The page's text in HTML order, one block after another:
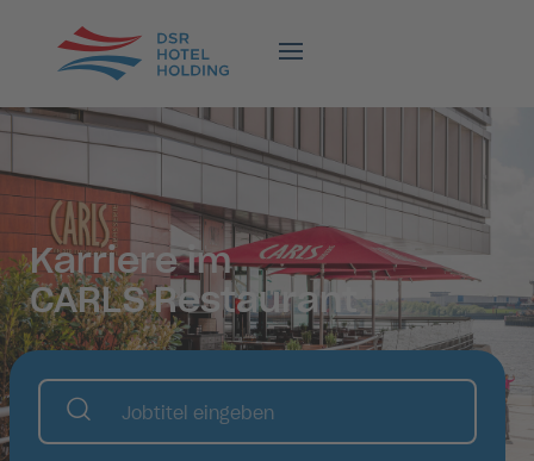
Karriere im
CARLS Restaurant